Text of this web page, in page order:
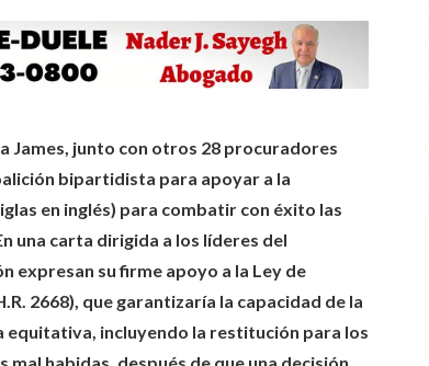
James, junto con otros 28 procuradores
bipartidista para apoyar a la
en inglés) para combatir con éxito las
una carta dirigida a los líderes del
expresan su firme apoyo a la Ley de
2668), que garantizaría la capacidad de la
equitativa, incluyendo la restitución para los